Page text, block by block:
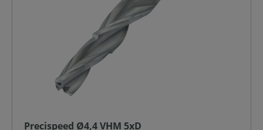
Precispeed Ø4,4 VHM 5xD